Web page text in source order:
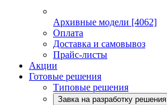
Архивные модели [4062]
Оплата
Доставка и самовывоз
Прайс-листы
Акции
Готовые решения
Типовые решения
Завка на разработку решения